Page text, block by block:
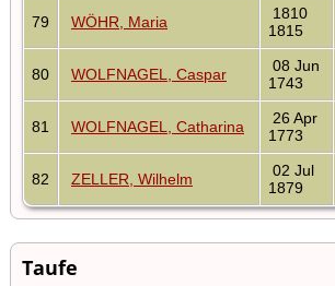
79 WÖHR, Maria
1810
1815
80 WOLFNAGEL, Caspar
08 Jun
1743
81 WOLFNAGEL, Catharina
26 Apr
1773
82 ZELLER, Wilhelm
02 Jul
1879
Taufe